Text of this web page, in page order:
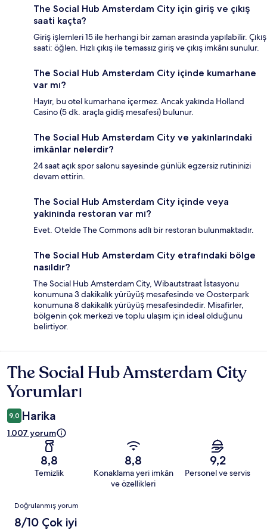
The Social Hub Amsterdam City için giriş ve çıkış
saati kaçta?
Giriş işlemleri 15 ile herhangi bir zaman arasında yapılabilir. Çıkış
saati: öğlen. Hızlı çıkış ile temassız giriş ve çıkış imkânı sunulur.
The Social Hub Amsterdam City içinde kumarhane
var mı?
Hayır, bu otel kumarhane içermez. Ancak yakında Holland
Casino (5 dk. araçla gidiş mesafesi) bulunur.
The Social Hub Amsterdam City ve yakınlarındaki
imkânlar nelerdir?
24 saat açık spor salonu sayesinde günlük egzersiz rutininizi
devam ettirin.
The Social Hub Amsterdam City içinde veya
yakınında restoran var mı?
Evet. Otelde The Commons adlı bir restoran bulunmaktadır.
The Social Hub Amsterdam City etrafındaki bölge
nasıldır?
The Social Hub Amsterdam City, Wibautstraat İstasyonu
konumuna 3 dakikalık yürüyüş mesafesinde ve Oosterpark
konumuna 8 dakikalık yürüyüş mesafesindedir. Misafirler,
bölgenin çok merkezi ve toplu ulaşım için ideal olduğunu
belirtiyor.
Yorumlar
The Social Hub Amsterdam City
Yorumları
9,0 Harika
1.007 yorum
8,8
Temizlik
8,8
Konaklama yeri imkân
ve özellikleri
9,2
Personel ve servis
Yorumlar
Doğrulanmış yorum
8/10 Çok iyi